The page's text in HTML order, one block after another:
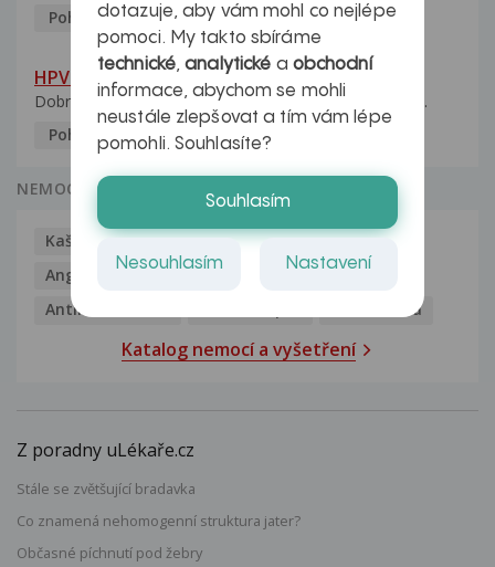
Pohlavní nemoci
5.10.2023
HPV typ 52 u partnerky
Dobrý deň prajem. Prosím Vás ako sa dá vyliečiť vírus...
Pohlavní nemoci
5.10.2023
NEMOCI
Kašel Alergie Alkoholismus
Analgetika
Angína
Antibiotika
Antidepresiva
Antihistaminika
Antivirotika
Katalog nemocí a vyšetření
Z poradny uLékaře.cz
Stále se zvětšující bradavka
Co znamená nehomogenní struktura jater?
Občasné píchnutí pod žebry
dotazuje, aby vám mohl co nejlépe
pomoci. My takto sbíráme
technické,analytické a obchodní
informace, abychom se mohli
neustále zlepšovat a tím vám lépe
pomohli. Souhlasíte?
Souhlasím
Nesouhlasím Nastavení